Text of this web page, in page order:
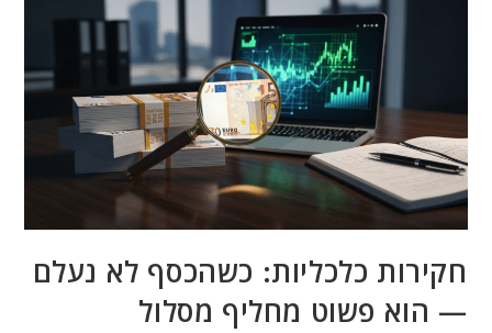
חקירות כלכליות: כשהכסף לא נעלם
— הוא פשוט מחליף מסלול